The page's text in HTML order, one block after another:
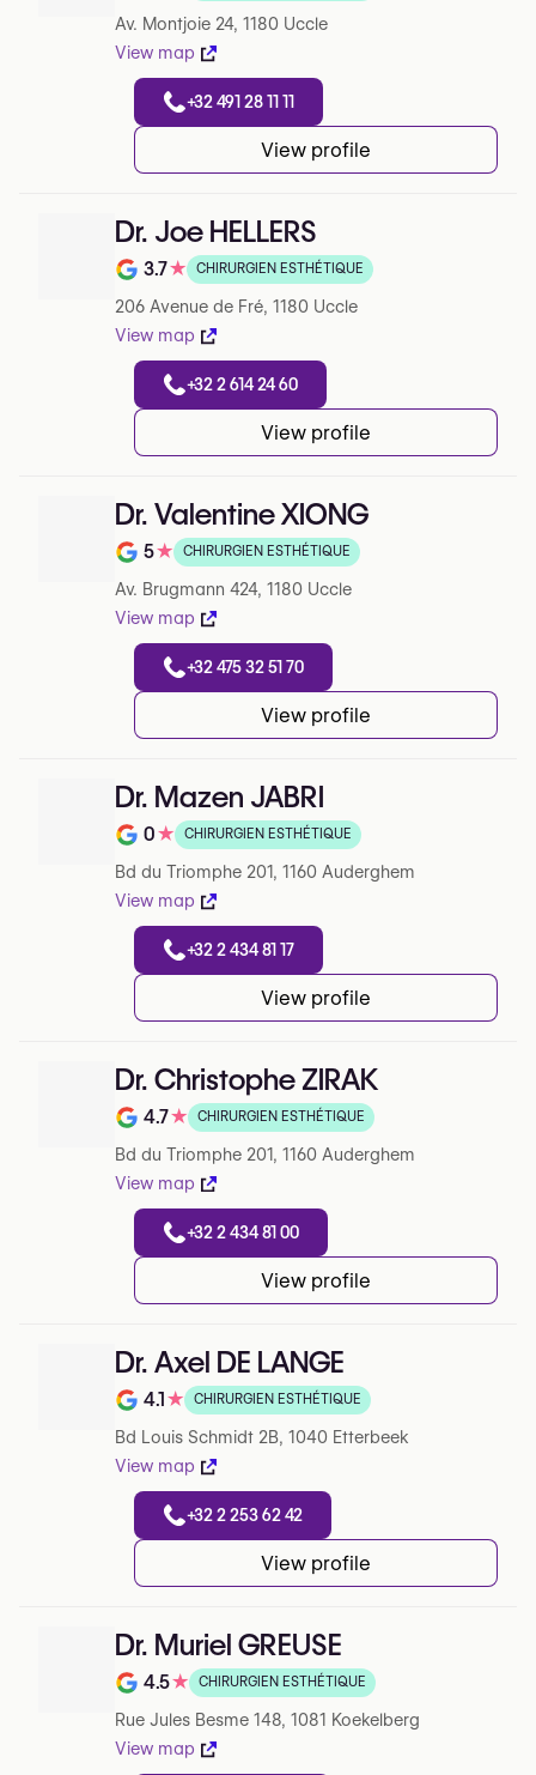
Av. Montjoie 24, 1180 Uccle
View map
+32 491 28 11 11
View profile
Dr. Joe HELLERS
Note de 3.7 sur 5 sur Google
3.7★ CHIRURGIEN ESTHÉTIQUE
206 Avenue de Fré, 1180 Uccle
View map
+32 2 614 24 60
View profile
Dr. Valentine XIONG
Note de 5 sur 5 sur Google
5★ CHIRURGIEN ESTHÉTIQUE
Av. Brugmann 424, 1180 Uccle
View map
+32 475 32 51 70
View profile
Dr. Mazen JABRI
Note de 0 sur 5 sur Google
0★ CHIRURGIEN ESTHÉTIQUE
Bd du Triomphe 201, 1160 Auderghem
View map
+32 2 434 81 17
View profile
Dr. Christophe ZIRAK
Note de 4.7 sur 5 sur Google
4.7★ CHIRURGIEN ESTHÉTIQUE
Bd du Triomphe 201, 1160 Auderghem
View map
+32 2 434 81 00
View profile
Dr. Axel DE LANGE
Note de 4.1 sur 5 sur Google
4.1★ CHIRURGIEN ESTHÉTIQUE
Bd Louis Schmidt 2B, 1040 Etterbeek
View map
+32 2 253 62 42
View profile
Dr. Muriel GREUSE
Note de 4.5 sur 5 sur Google
4.5★ CHIRURGIEN ESTHÉTIQUE
Rue Jules Besme 148, 1081 Koekelberg
View map